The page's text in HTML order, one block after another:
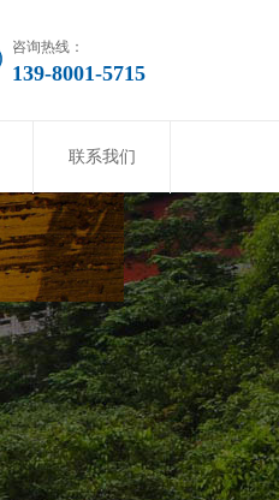
联系我们
咨询热线：
139-8001-5715